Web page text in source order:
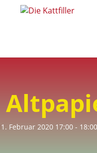
Februar 2020 17:00 - 18:00